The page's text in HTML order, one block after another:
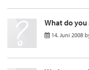
What do you
14. Juni 2008